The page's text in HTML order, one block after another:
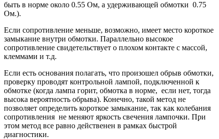
быть в норме около 0.55 Ом, а удерживающей обмотки 0.75
Ом.).
Если сопротивление меньше, возможно, имеет место короткое
замыкание внутри обмотки. Параллельно высокое
сопротивление свидетельствует о плохом контакте с массой,
клеммами и т.д.
Если есть основания полагать, что произошел обрыв обмотки,
проверку проводят контрольной лампой, подключенной к
обмотке (когда лампа горит, обмотка в норме, если нет, тогда
высока вероятность обрыва). Конечно, такой метод не
позволяет определить короткое замыкание, так как колебания
сопротивления не меняют яркость свечения лампочки. При
этом метод все равно действенен в рамках быстрой
диагностики.